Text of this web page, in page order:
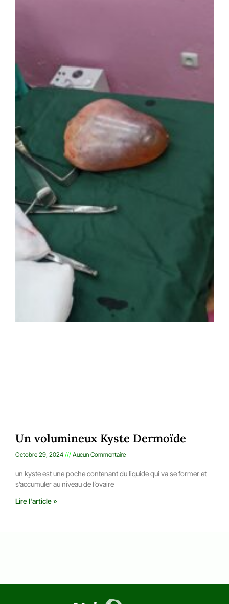
Un volumineux Kyste Dermoïde
Octobre 29, 2024 Aucun Commentaire
un kyste est une poche contenant du liquide qui va se former et
s’accumuler au niveau de l’ovaire
Lire l'article »